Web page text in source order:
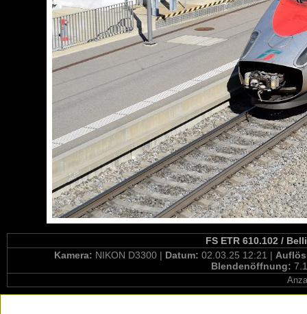
FS ETR 610.102 /
Kamera: NIKON D3300 | Datum: 02.03.25 12:21 |
Blendenöffnung: